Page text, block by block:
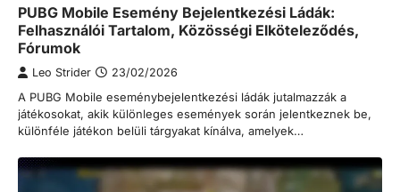
PUBG Mobile Esemény Bejelentkezési Ládák:
Felhasználói Tartalom, Közösségi Elköteleződés,
Fórumok
Leo Strider 23/02/2026
A PUBG Mobile eseménybejelentkezési ládák jutalmazzák a
játékosokat, akik különleges események során jelentkeznek be,
különféle játékon belüli tárgyakat kínálva, amelyek…